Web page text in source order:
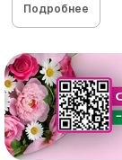
Подробнее